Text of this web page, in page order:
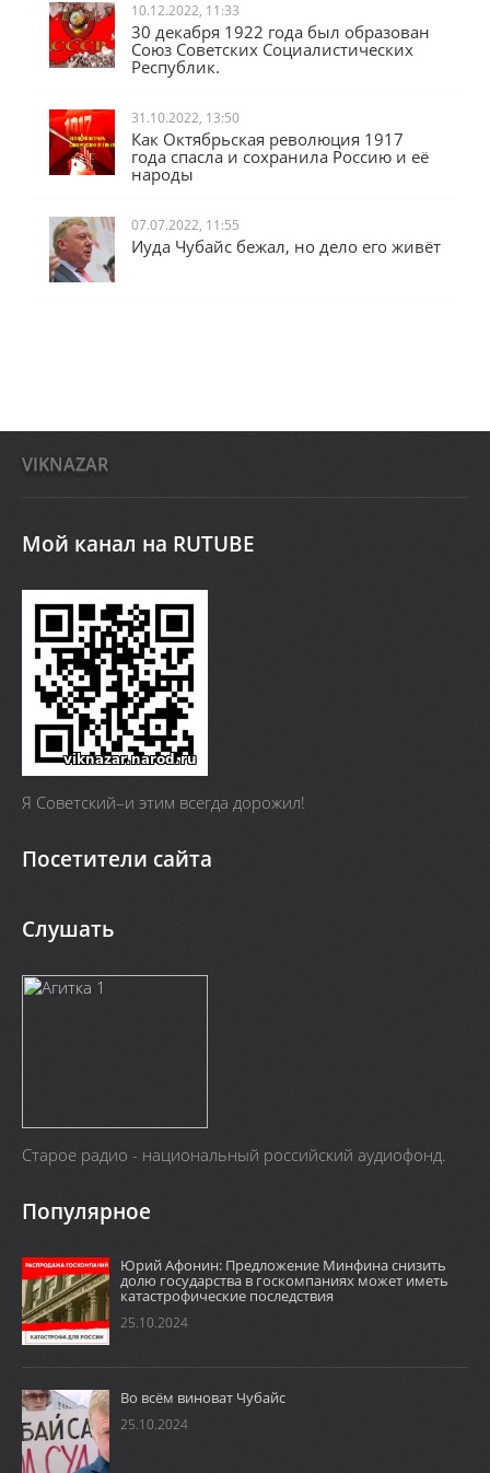
10.12.2022, 11:33
30 декабря 1922 года был образован
Союз Советских Социалистических
Республик.
31.10.2022, 13:50
Как Октябрьская революция 1917
года спасла и сохранила Россию и её
народы
07.07.2022, 11:55
Иуда Чубайс бежал, но дело его живёт
VIKNAZAR
Мой канал на RUTUBE
Я Cоветский–и этим всегда дорожил!
Посетители сайта
Слушать
Старое радио - национальный российский аудиофонд.
Популярное
Юрий Афонин: Предложение Минфина снизить
долю государства в госкомпаниях может иметь
катастрофические последствия
25.10.2024
Во всём виноват Чубайс
25.10.2024